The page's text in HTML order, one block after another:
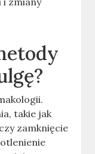
takie jak
zamknięcie